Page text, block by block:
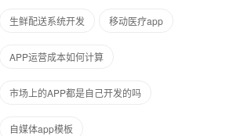
生鲜配送系统开发 移动医疗app
APP运营成本如何计算
市场上的APP都是自己开发的吗
自媒体app模板